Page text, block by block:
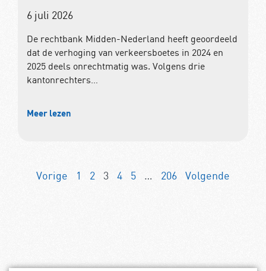
6 juli 2026
De rechtbank Midden-Nederland heeft geoordeeld
dat de verhoging van verkeersboetes in 2024 en
2025 deels onrechtmatig was. Volgens drie
kantonrechters…
Meer lezen
Vorige 1 2 3 4 5 … 206 Volgende